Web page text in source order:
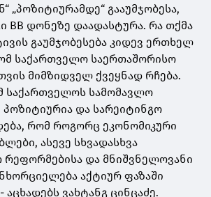
„პოზიტიურამდე“ გააუმჯობესა,
BB დონეზე დაადასტურა. რა თქმა
გაუმჯობესება კიდევ ერთხელ
საქართველო საერთაშორისო
მიმზიდველ ქვეყნად რჩება.
საქართველოს სამომავლო
პოზიტიურია და სარეიტინგო
რომ როგორც ეკონომიკური
ასევე სხვადასხვა
და მნიშვნელოვანი
აქტიურ ფაზაში
აცხადებს ვახტანგ ცინცაძე.